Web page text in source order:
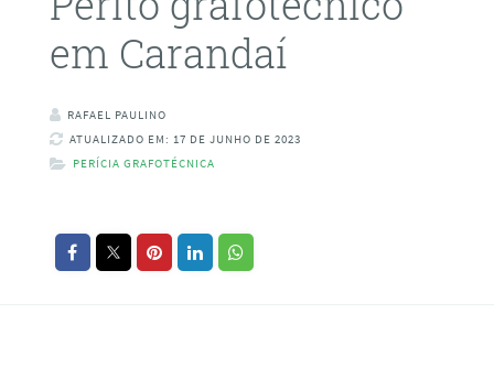
em Carandaí
RAFAEL PAULINO
ATUALIZADO EM: 17 DE JUNHO DE 2023
PERÍCIA GRAFOTÉCNICA